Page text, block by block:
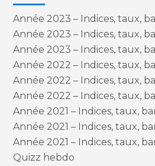
Année 2023 – Indices, taux,
Année 2023 – Indices, taux,
Année 2023 – Indices, taux,
Année 2022 – Indices, taux,
Année 2022 – Indices, taux,
Année 2022 – Indices, taux,
Année 2021 – Indices, taux,
Année 2021 – Indices, taux,
Année 2021 – Indices, taux,
Quizz hebdo